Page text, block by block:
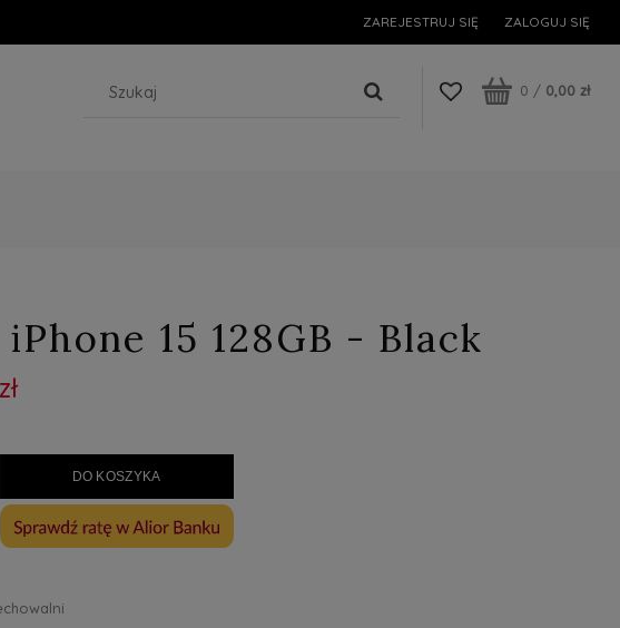
ZAREJESTRUJ SIĘ ZALOGUJ SIĘ
0 / 0,00 zł
15 128GB - Black
DO KOSZYKA